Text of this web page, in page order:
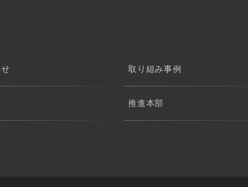
取り組み事例
推進本部